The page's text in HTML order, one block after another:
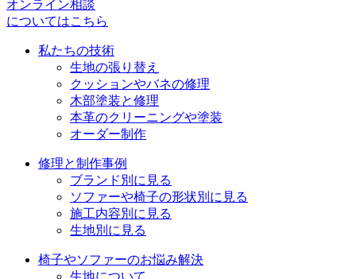
オンライン相談
についてはこちら
私たちの技術
生地の張り替え
クッションやバネの修理
木部塗装と修理
本革のクリーニングや塗装
オーダー制作
修理と制作事例
ブランド別に見る
ソファーや椅子の形状別に見る
施工内容別に見る
生地別に見る
椅子やソファーのお悩み解決
生地について